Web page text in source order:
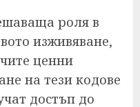
роля в
изживяване,
ценни
на тези кодове
достъп до